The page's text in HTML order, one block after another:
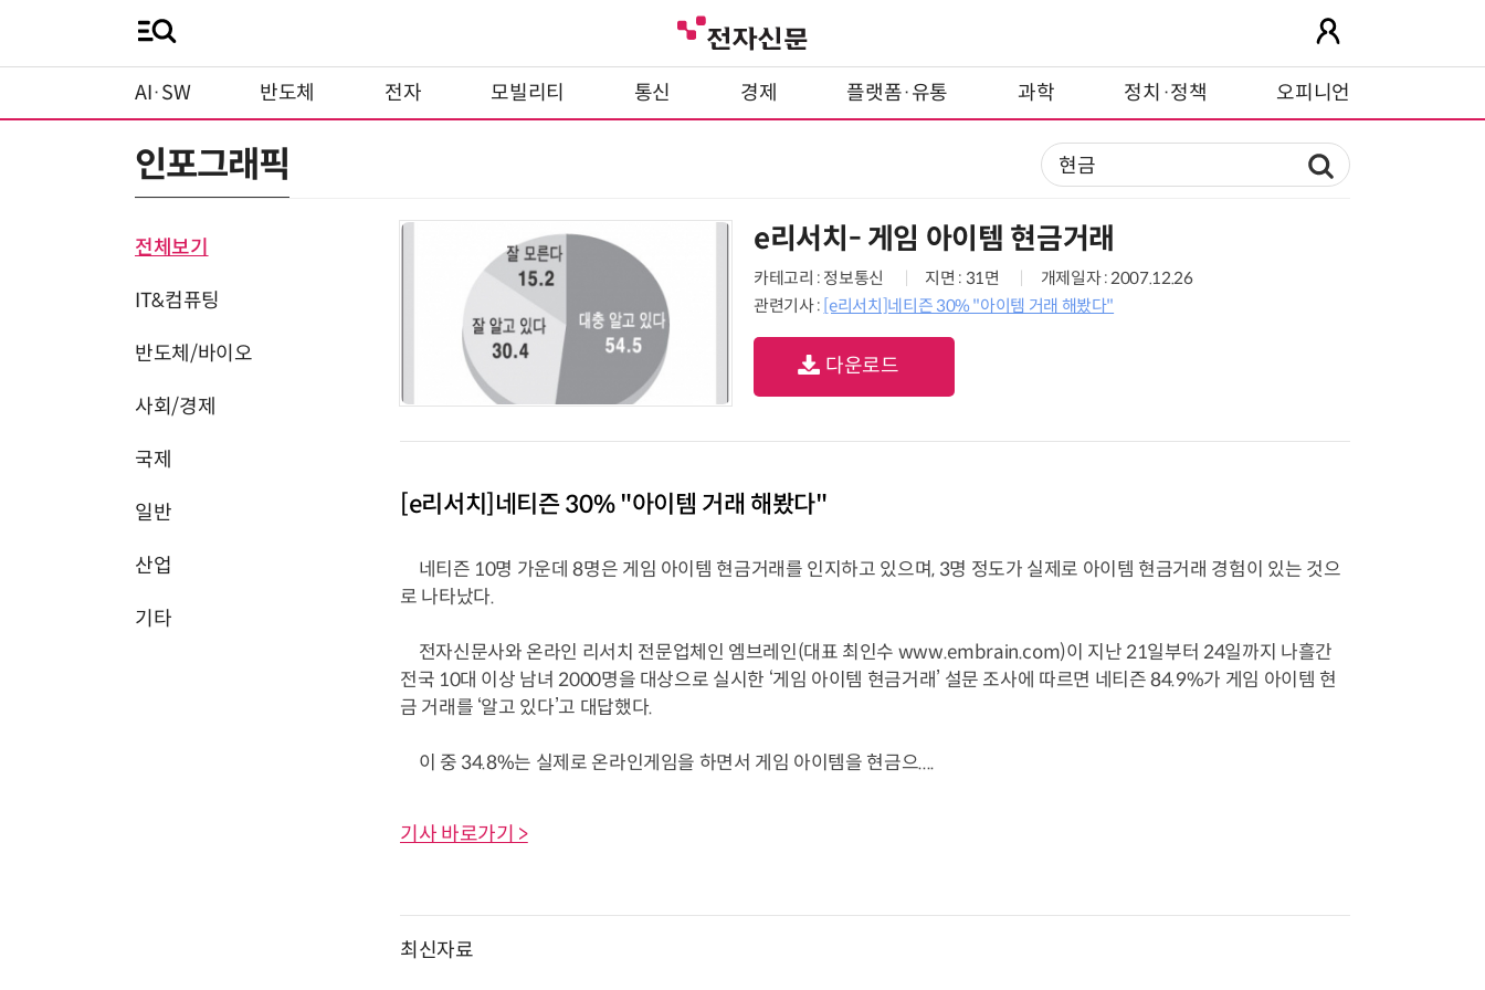
AI·SW 반도체 전자 모빌리티 통신 경제 플랫폼·유통 과학 정치·정책 오피니언
인포그래픽
전체보기
IT&컴퓨팅
반도체/바이오
사회/경제
국제
일반
산업
기타
e리서치- 게임 아이템 현금거래
카테고리 : 정보통신 지면 : 31면
개제일자 : 2007.12.26
관련기사 : [e리서치]네티즌 30% "아이템 거래 해봤다"
다운로드
[e리서치]네티즌 30% "아이템 거래 해봤다"
네티즌 10명 가운데 8명은 게임 아이템 현금거래를 인지하고 있으며, 3명 정도가 실제로 아이템 현금거래 경험이 있는 것으
로 나타났다.
전자신문사와 온라인 리서치 전문업체인 엠브레인(대표 최인수 www.embrain.com)이 지난 21일부터 24일까지 나흘간
전국 10대 이상 남녀 2000명을 대상으로 실시한 ‘게임 아이템 현금거래’ 설문 조사에 따르면 네티즌 84.9%가 게임 아이템 현
금 거래를 ‘알고 있다’고 대답했다.
이 중 34.8%는 실제로 온라인게임을 하면서 게임 아이템을 현금으....
기사 바로가기 >
최신자료